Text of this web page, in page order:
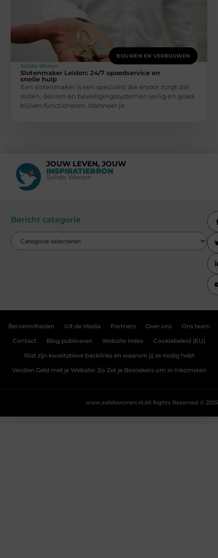
BOUWEN EN VERBOUWEN
Solido Wonen
Slotenmaker Leiden: 24/7 spoedservice en
snelle hulp
Een slotenmaker is een specialist die ervoor zorgt dat
sloten, deuren en beveiligingssystemen veilig en goed
blijven functioneren. Wanneer je
JOUW LEVEN, JOUW
INSPIRATIEBRON
Solido Wonen
Bericht categorie
Beroemdheden Uit de Media Partners Over ons Ons team
Contact Blog publiceren Website index Cookiebeleid (EU)
Wat zijn kwalitatieve backlinks en waarom jij ze nodig hebt
Verdien Geld met je Website: Zo Zet je Bezoekers om in Inkomsten
All Rights Reserved © 2025
www.solidowonen.nl.